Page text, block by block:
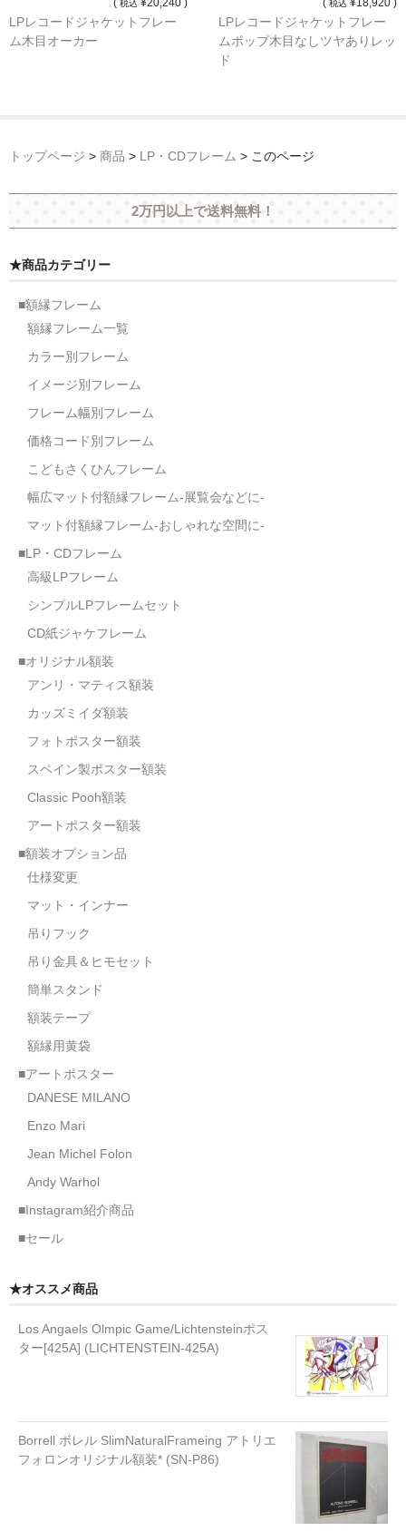
オーダーメイド額装
( 税込 ¥20,240 )
LPレコードジャケットフレー
ム木目オーカー
( 税込 ¥18,920 )
LPレコードジャケットフレー
ムポップ木目なしツヤありレッ
ド
トップページ > 商品 > LP・CDフレーム > このページ
2万円以上で送料無料！
★商品カテゴリー
■額縁フレーム
額縁フレーム一覧
カラー別フレーム
イメージ別フレーム
フレーム幅別フレーム
価格コード別フレーム
こどもさくひんフレーム
幅広マット付額縁フレーム-展覧会などに-
マット付額縁フレーム-おしゃれな空間に-
■LP・CDフレーム
高級LPフレーム
シンプルLPフレームセット
CD紙ジャケフレーム
■オリジナル額装
アンリ・マティス額装
カッズミイダ額装
フォトポスター額装
スペイン製ポスター額装
Classic Pooh額装
アートポスター額装
■額装オプション品
仕様変更
マット・インナー
吊りフック
吊り金具＆ヒモセット
簡単スタンド
額装テープ
額縁用黄袋
■アートポスター
DANESE MILANO
Enzo Mari
Jean Michel Folon
Andy Warhol
■Instagram紹介商品
■セール
★オススメ商品
Los Angaels Olmpic Game/Lichtensteinポス
ター[425A] (LICHTENSTEIN-425A)
Borrell ボレル SlimNaturalFrameing アトリエ
フォロンオリジナル額装* (SN-P86)